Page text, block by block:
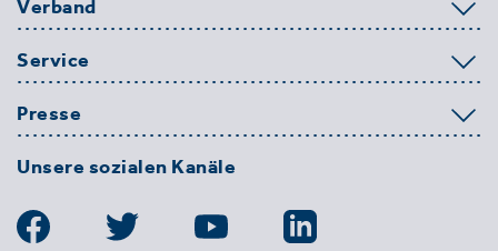
Verband
Service
Presse
Unsere sozialen Kanäle